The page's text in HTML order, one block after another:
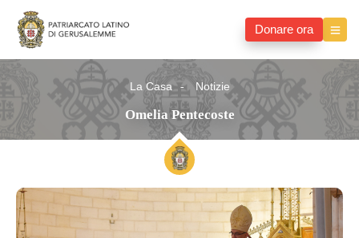
Donare ora
La Casa Notizie
Omelia Pentecoste